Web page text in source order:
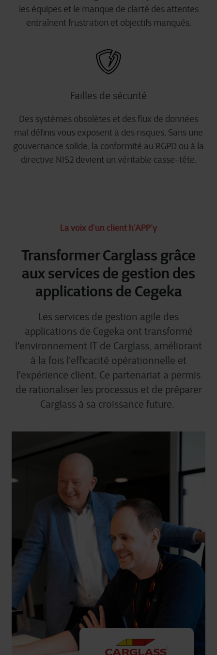
les équipes et le manque de clarté des attentes
entraînent frustration et objectifs manqués.
Failles de sécurité
Des systèmes obsolètes et des flux de données
mal définis vous exposent à des risques. Sans une
gouvernance solide, la conformité au RGPD ou à la
directive NIS2 devient un véritable casse-tête.
La voix d’un client h’APP’y
Transformer Carglass grâce
aux services de gestion des
applications de Cegeka
Les services de gestion agile des
applications de Cegeka ont transformé
l'environnement IT de Carglass, améliorant
à la fois l'efficacité opérationnelle et
l'expérience client. Ce partenariat a permis
de rationaliser les processus et de préparer
Carglass à sa croissance future.